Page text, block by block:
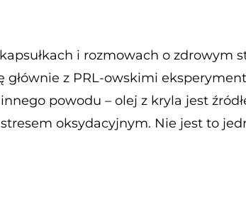
i rozmowach o zdrowym
głównie z PRL-owskimi
powodu – olej z kryla jest
oksydacyjnym. Nie jest to